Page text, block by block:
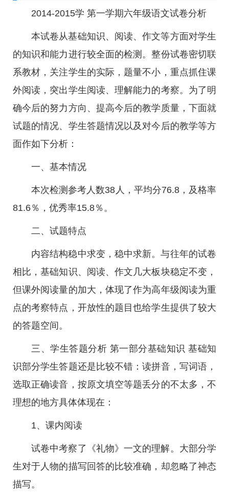
2014-2015学 第一学期六年级语文试卷分析
本试卷从基础知识、阅读、作文等方面对学生
的知识和能力进行较全面的检测。整份试卷密切联
系教材，关注学生的实际，题量不小，重点抓住课
外阅读，突出学生阅读、理解能力的考察。为了明
确今后的努力方向、提高今后的教学质量，下面就
试题的情况、学生答题情况以及对今后的教学等方
面作如下分析：
一、基本情况
本次检测参考人数38人，平均分76.8，及格率
81.6％，优秀率15.8％。
二、试题特点
内容结构稳中求变，稳中求新。与往年的试卷
相比，基础知识、阅读、作文几大板块稳定不变，
但课外阅读量的加大，体现了作为高年级阅读为重
点的考察特点，开放性的题目也给学生提供了较大
的答题空间。
三、学生答题分析 第一部分基础知识 基础知
识部分学生答题还是比较不错：读拼音，写词语，
选取正确读音，按原文填空等题丢分的不太多，不
理想的地方具体体现在：
1、课内阅读
试卷中考察了《礼物》一文的理解。大部分学
生对于人物的描写回答的比较准确，却忽略了神态
描写。